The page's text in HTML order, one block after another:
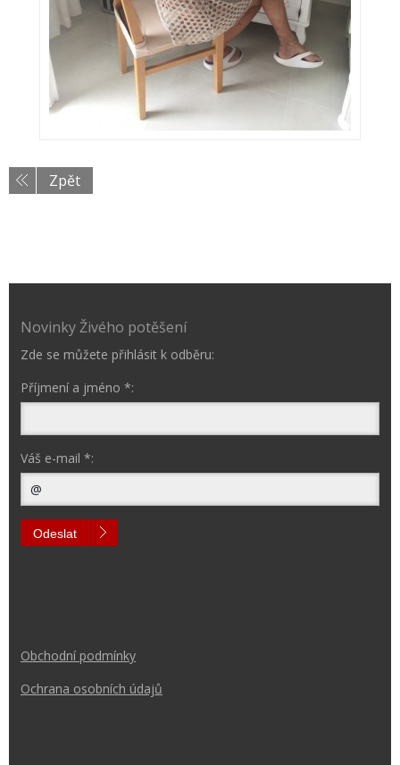
Zpět
Novinky Živého potěšení
Zde se můžete přihlásit k odběru:
Příjmení a jméno *:
Váš e-mail *:
Odeslat
Obchodní podmínky
Ochrana osobních údajů